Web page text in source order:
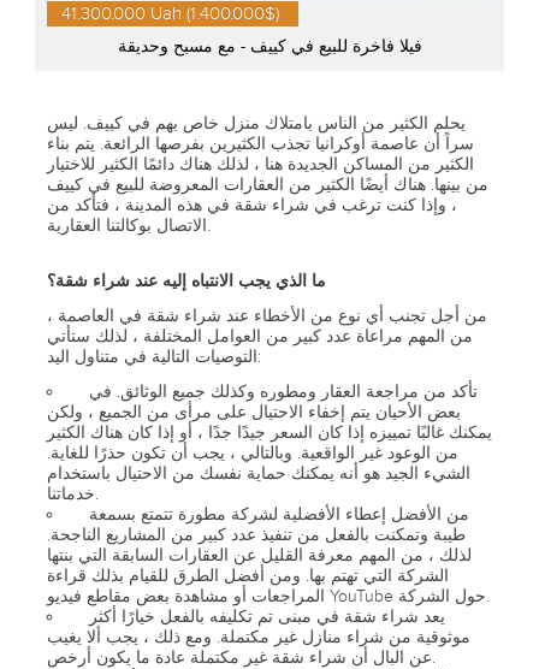
41.300.000 Uah (1.400.000$)
فيلا فاخرة للبيع في كييف - مع مسبح وحديقة
يحلم الكثير من الناس بامتلاك منزل خاص بهم في كييف. ليس
سراً أن عاصمة أوكرانيا تجذب الكثيرين بفرصها الرائعة. يتم بناء
الكثير من المساكن الجديدة هنا ، لذلك هناك دائمًا الكثير للاختيار
من بينها. هناك أيضًا الكثير من العقارات المعروضة للبيع في كييف
، وإذا كنت ترغب في شراء شقة في هذه المدينة ، فتأكد من
الاتصال بوكالتنا العقارية.
ما الذي يجب الانتباه إليه عند شراء شقة؟
من أجل تجنب أي نوع من الأخطاء عند شراء شقة في العاصمة ،
من المهم مراعاة عدد كبير من العوامل المختلفة ، لذلك ستأتي
التوصيات التالية في متناول اليد:
بعض الأحيان يتم إخفاء الاحتيال على مرأى من الجميع ، ولكن
يمكنك غالبًا تمييزه إذا كان السعر جيدًا جدًا ، أو إذا كان هناك الكثير
من الوعود غير الواقعية. وبالتالي ، يجب أن تكون حذرًا للغاية.
الشيء الجيد هو أنه يمكنك حماية نفسك من الاحتيال باستخدام
خدماتنا.
طيبة وتمكنت بالفعل من تنفيذ عدد كبير من المشاريع الناجحة.
لذلك ، من المهم معرفة القليل عن العقارات السابقة التي بنتها
الشركة التي تهتم بها. ومن أفضل الطرق للقيام بذلك قراءة
المراجعات أو مشاهدة بعض مقاطع فيديو YouTube حول الشركة.
موثوقية من شراء منازل غير مكتملة. ومع ذلك ، يجب ألا يغيب
عن البال أن شراء شقة غير مكتملة عادة ما يكون أرخص.